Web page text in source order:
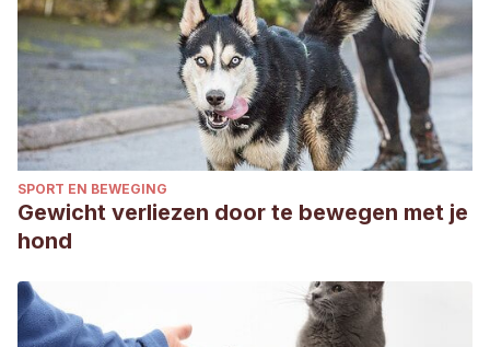
SPORT EN BEWEGING
Gewicht verliezen door te bewegen met je
hond